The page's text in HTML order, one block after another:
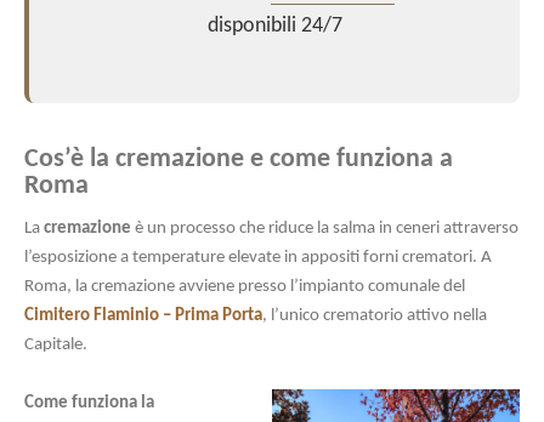
disponibili 24/7
Cos’è la cremazione e come funziona a
Roma
La cremazione è un processo che riduce la salma in ceneri attraverso
l’esposizione a temperature elevate in appositi forni crematori. A
Roma, la cremazione avviene presso l’impianto comunale del
Cimitero Flaminio – Prima Porta, l’unico crematorio attivo nella
Capitale.
Come funziona la